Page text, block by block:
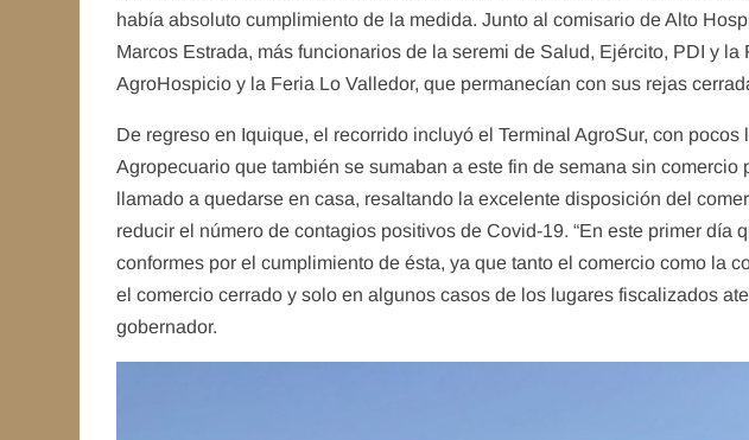
había absoluto cumplimiento de la medida. Junto al comisario de Alto
Marcos Estrada, más funcionarios de la seremi de Salud, Ejército, PDI y
AgroHospicio y la Feria Lo Valledor, que permanecían con sus rejas
De regreso en Iquique, el recorrido incluyó el Terminal AgroSur, con pocos
Agropecuario que también se sumaban a este fin de semana sin
llamado a quedarse en casa, resaltando la excelente disposición del
reducir el número de contagios positivos de Covid-19. “En este primer día
conformes por el cumplimiento de ésta, ya que tanto el comercio como la
el comercio cerrado y solo en algunos casos de los lugares fiscalizados
gobernador.